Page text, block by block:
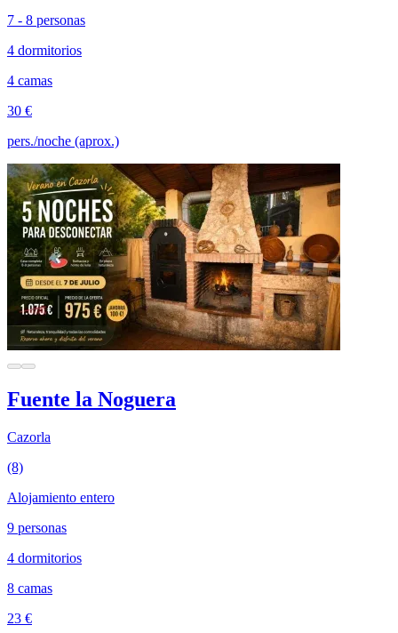
7 - 8 personas
4 dormitorios
4 camas
30 €
pers./noche (aprox.)
Fuente la Noguera
Cazorla
(8)
Alojamiento entero
9 personas
4 dormitorios
8 camas
23 €